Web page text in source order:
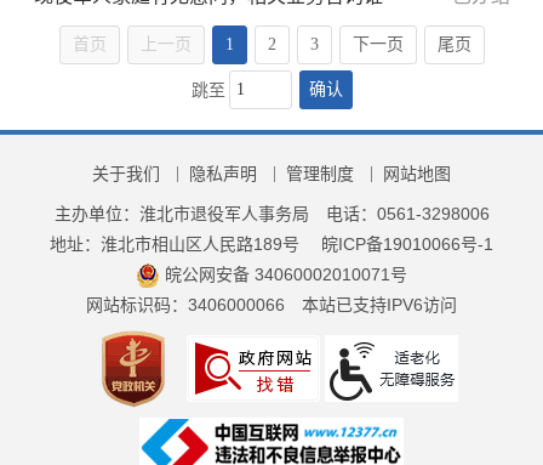
首页 上一页 1 2 3 下一页 尾页
跳至 确认
关于我们 隐私声明 管理制度 网站地图
主办单位：淮北市退役军人事务局
电话：0561-3298006
地址：淮北市相山区人民路189号
皖ICP备19010066号-1
皖公网安备 34060002010071号
网站标识码：3406000066
本站已支持IPV6访问